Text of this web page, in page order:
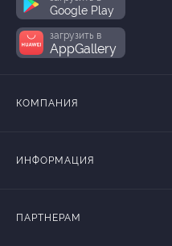
Google Play
загрузить в
AppGallery
КОМПАНИЯ
ИНФОРМАЦИЯ
ПАРТНЕРАМ